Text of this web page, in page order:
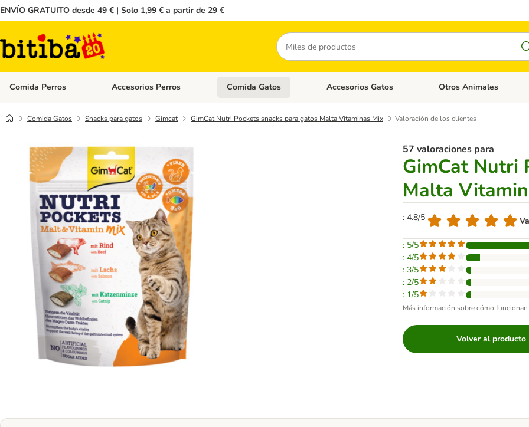
ENVÍO GRATUITO desde 49 € | Solo 1,99 € a partir de 29 €
Buscar
Comida Perros Menú de categoria abierto: Comida Perros
Accesorios Perros Menú de categoria abierto: Accesorios Perros
Comida Gatos Menú de categoria abierto: Comida Gatos
Accesorios Gatos Menú de categoria abierto:
Otros Animales
Comida Gatos Snacks para gatos Gimcat GimCat Nutri Pockets snacks para gatos Malta Vitaminas Mix Valoración de los clientes
57 valoraciones para
GimCat Nutri
Malta
: 4.8/5
: 5/5
: 4/5
: 3/5
: 2/5
: 1/5
Más información sobre cómo
Volver al producto